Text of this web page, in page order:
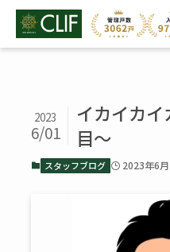
イカイカ
目～
2023
6/01
スタッフブログ 2023年6